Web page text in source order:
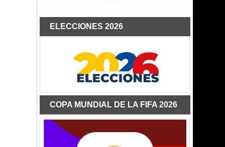
ELECCIONES 2026
COPA MUNDIAL DE LA FIFA 2026